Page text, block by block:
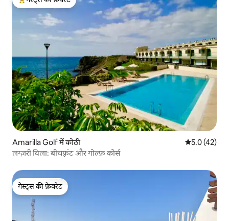
गेस्ट्स का टॉप फ़ेवरेट
Amarilla Golf में कोठी औसत रेटिंग 5
5.0 (42)
लग्ज़री विला: बीचफ़्रंट और गोल्फ़ कोर्स
गेस्ट्स की फ़ेवरेट
गेस्ट्स की फ़ेवरेट